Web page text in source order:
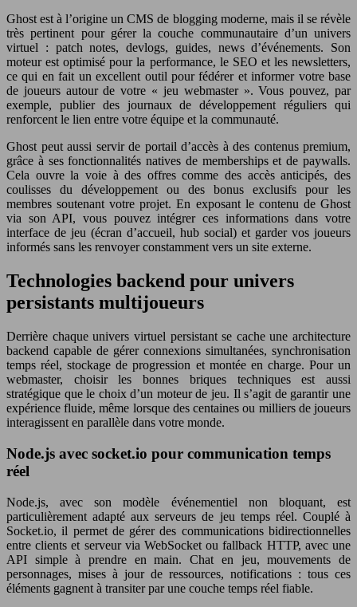
Ghost est à l’origine un CMS de blogging moderne, mais il se révèle
très pertinent pour gérer la couche communautaire d’un univers
virtuel : patch notes, devlogs, guides, news d’événements. Son
moteur est optimisé pour la performance, le SEO et les newsletters,
ce qui en fait un excellent outil pour fédérer et informer votre base
de joueurs autour de votre « jeu webmaster ». Vous pouvez, par
exemple, publier des journaux de développement réguliers qui
renforcent le lien entre votre équipe et la communauté.
Ghost peut aussi servir de portail d’accès à des contenus premium,
grâce à ses fonctionnalités natives de memberships et de paywalls.
Cela ouvre la voie à des offres comme des accès anticipés, des
coulisses du développement ou des bonus exclusifs pour les
membres soutenant votre projet. En exposant le contenu de Ghost
via son API, vous pouvez intégrer ces informations dans votre
interface de jeu (écran d’accueil, hub social) et garder vos joueurs
informés sans les renvoyer constamment vers un site externe.
Technologies backend pour univers
persistants multijoueurs
Derrière chaque univers virtuel persistant se cache une architecture
backend capable de gérer connexions simultanées, synchronisation
temps réel, stockage de progression et montée en charge. Pour un
webmaster, choisir les bonnes briques techniques est aussi
stratégique que le choix d’un moteur de jeu. Il s’agit de garantir une
expérience fluide, même lorsque des centaines ou milliers de joueurs
interagissent en parallèle dans votre monde.
Node.js avec socket.io pour communication temps
réel
Node.js, avec son modèle événementiel non bloquant, est
particulièrement adapté aux serveurs de jeu temps réel. Couplé à
Socket.io, il permet de gérer des communications bidirectionnelles
entre clients et serveur via WebSocket ou fallback HTTP, avec une
API simple à prendre en main. Chat en jeu, mouvements de
personnages, mises à jour de ressources, notifications : tous ces
éléments gagnent à transiter par une couche temps réel fiable.